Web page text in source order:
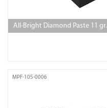
All-Bright Diamond Paste 11 gr.
MPF-105-0006